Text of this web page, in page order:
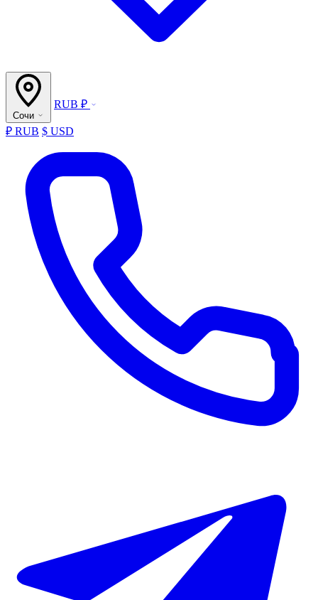
Сочи
RUB ₽
₽ RUB $ USD